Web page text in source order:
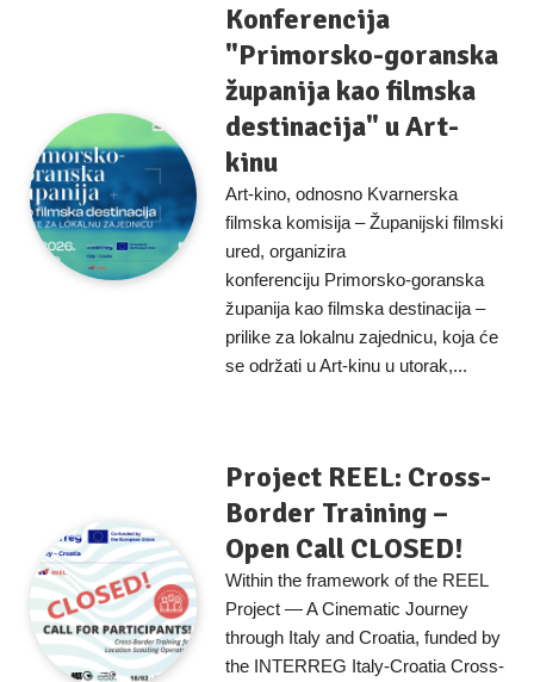
Konferencija
"Primorsko-goranska
županija kao filmska
destinacija" u Art-
kinu
Art-kino, odnosno Kvarnerska
filmska komisija – Županijski filmski
ured, organizira
konferenciju Primorsko-goranska
županija kao filmska destinacija –
prilike za lokalnu zajednicu, koja će
se održati u Art-kinu u utorak,...
Project REEL: Cross-
Border Training –
Open Call CLOSED!
Within the framework of the REEL
Project — A Cinematic Journey
through Italy and Croatia, funded by
the INTERREG Italy-Croatia Cross-